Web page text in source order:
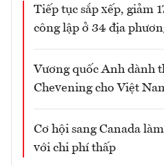
Tiếp tục sắp xếp, giảm
công lập ở 34 địa
Vương quốc Anh dành
Chevening cho Việt
Cơ hội sang Canada
với chi phí thấp